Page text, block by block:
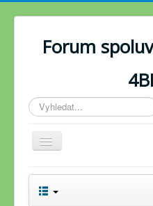
Forum
Vyhledávání...
Toggle
Navigation
Novinky
Fórum